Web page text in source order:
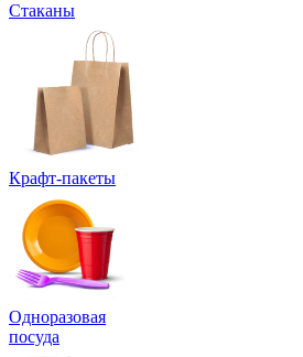
Стаканы
Крафт-пакеты
Одноразовая
посуда